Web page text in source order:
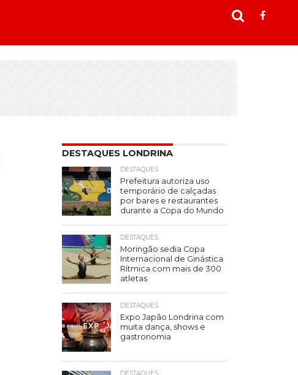
DESTAQUES LONDRINA
DESTAQUES
Prefeitura autoriza uso
temporário de calçadas
por bares e restaurantes
durante a Copa do Mundo
DESTAQUES
Moringão sedia Copa
Internacional de Ginástica
Rítmica com mais de 300
atletas
DESTAQUES
Expo Japão Londrina com
muita dança, shows e
gastronomia